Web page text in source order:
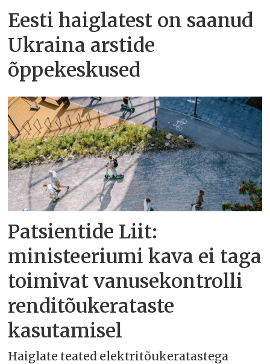
Eesti haiglatest on saanud
Ukraina arstide
õppekeskused
Patsientide Liit:
ministeeriumi kava ei taga
toimivat vanusekontrolli
renditõukerataste
kasutamisel
Haiglate teated elektritõukeratastega